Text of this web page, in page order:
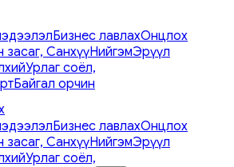
Бизнес лавлахОнцлох
засаг, СанхүүНийгэмЭрүүл
Урлаг соёл,
Байгал орчин
Бизнес лавлахОнцлох
засаг, СанхүүНийгэмЭрүүл
Урлаг соёл,